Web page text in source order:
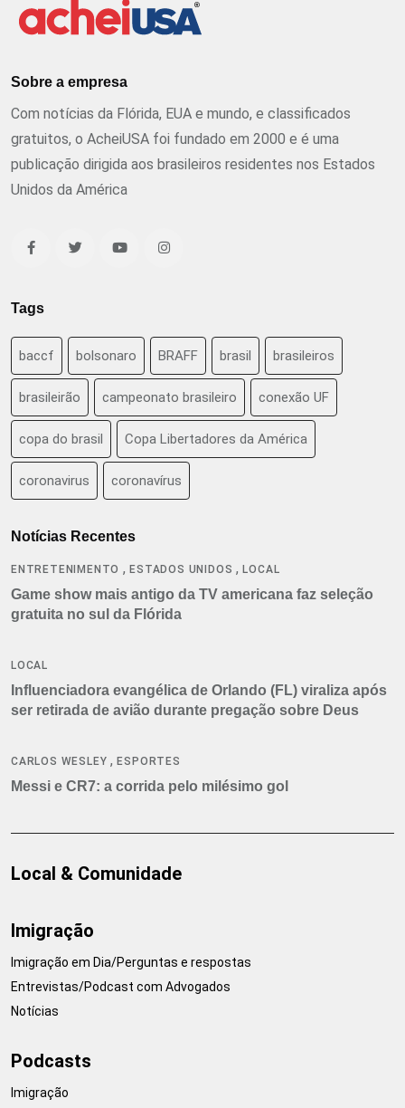
Sobre a empresa
Com notícias da Flórida, EUA e mundo, e classificados
gratuitos, o AcheiUSA foi fundado em 2000 e é uma
publicação dirigida aos brasileiros residentes nos Estados
Unidos da América
Tags
baccf bolsonaro BRAFF brasil brasileiros
brasileirão campeonato brasileiro conexão UF
copa do brasil Copa Libertadores da América
coronavirus coronavírus
Notícias Recentes
ENTRETENIMENTO ,ESTADOS UNIDOS ,LOCAL
Game show mais antigo da TV americana faz seleção
gratuita no sul da Flórida
LOCAL
Influenciadora evangélica de Orlando (FL) viraliza após
ser retirada de avião durante pregação sobre Deus
CARLOS WESLEY ,ESPORTES
Messi e CR7: a corrida pelo milésimo gol
Local & Comunidade
Imigração
Imigração em Dia/Perguntas e respostas
Entrevistas/Podcast com Advogados
Notícias
Podcasts
Imigração